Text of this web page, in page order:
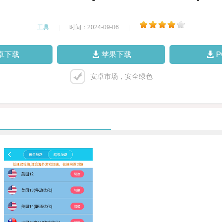
工具 时间：2024-09-06
下载 苹果下载
安卓市场，安全绿色